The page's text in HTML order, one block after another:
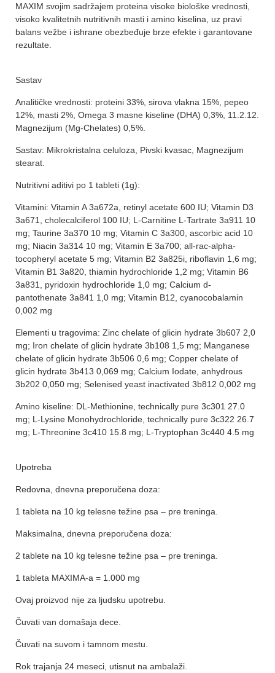
MAXIM svojim sadržajem proteina visoke biološke vrednosti,
visoko kvalitetnih nutritivnih masti i amino kiselina, uz pravi
balans vežbe i ishrane obezbeđuje brze efekte i garantovane
rezultate.
Sastav
Analitičke vrednosti: proteini 33%, sirova vlakna 15%, pepeo
12%, masti 2%, Omega 3 masne kiseline (DHA) 0,3%, 11.2.12.
Magnezijum (Mg-Chelates) 0,5%.
Sastav: Mikrokristalna celuloza, Pivski kvasac, Magnezijum
stearat.
Nutritivni aditivi po 1 tableti (1g):
Vitamini: Vitamin A 3a672a, retinyl acetate 600 IU; Vitamin D3
3a671, cholecalciferol 100 IU; L-Carnitine L-Tartrate 3a911 10
mg; Taurine 3a370 10 mg; Vitamin C 3a300, ascorbic acid 10
mg; Niacin 3a314 10 mg; Vitamin E 3a700; all-rac-alpha-
tocopheryl acetate 5 mg; Vitamin B2 3a825i, riboflavin 1,6 mg;
Vitamin B1 3a820, thiamin hydrochloride 1,2 mg; Vitamin B6
3a831, pyridoxin hydrochloride 1,0 mg; Calcium d-
pantothenate 3a841 1,0 mg; Vitamin B12, cyanocobalamin
0,002 mg
Elementi u tragovima: Zinc chelate of glicin hydrate 3b607 2,0
mg; Iron chelate of glicin hydrate 3b108 1,5 mg; Manganese
chelate of glicin hydrate 3b506 0,6 mg; Copper chelate of
glicin hydrate 3b413 0,069 mg; Calcium Iodate, anhydrous
3b202 0,050 mg; Selenised yeast inactivated 3b812 0,002 mg
Amino kiseline: DL-Methionine, technically pure 3c301 27.0
mg; L-Lysine Monohydrochloride, technically pure 3c322 26.7
mg; L-Threonine 3c410 15.8 mg; L-Tryptophan 3c440 4.5 mg
Upotreba
Redovna, dnevna preporučena doza:
1 tableta na 10 kg telesne težine psa – pre treninga.
Maksimalna, dnevna preporučena doza:
2 tablete na 10 kg telesne težine psa – pre treninga.
1 tableta MAXIMA-a = 1.000 mg
Ovaj proizvod nije za ljudsku upotrebu.
Čuvati van domašaja dece.
Čuvati na suvom i tamnom mestu.
Rok trajanja 24 meseci, utisnut na ambalaži.